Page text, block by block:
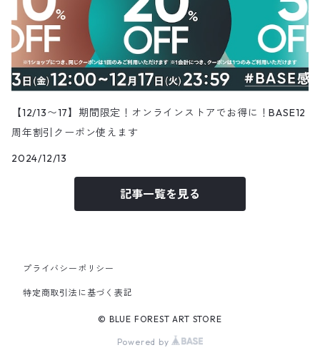
【12/13〜17】期間限定！オンラインストアでお得に！BASE12
周年割引クーポン使えます
2024/12/13
記事一覧を見る
プライバシーポリシー
特定商取引法に基づく表記
© BLUE FOREST ART STORE
Powered by